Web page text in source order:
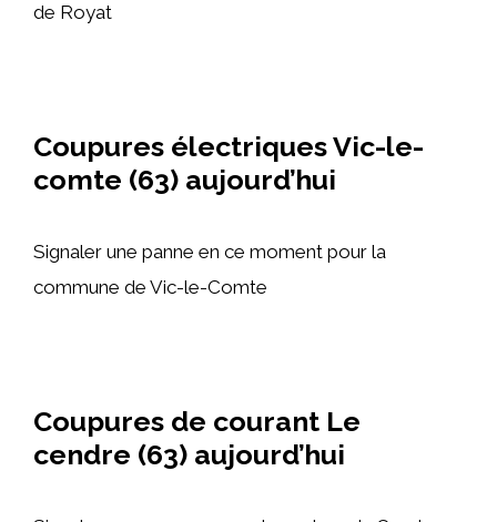
de Royat
Coupures électriques Vic-le-
comte (63) aujourd’hui
Signaler une panne en ce moment pour la
commune de Vic-le-Comte
Coupures de courant Le
cendre (63) aujourd’hui